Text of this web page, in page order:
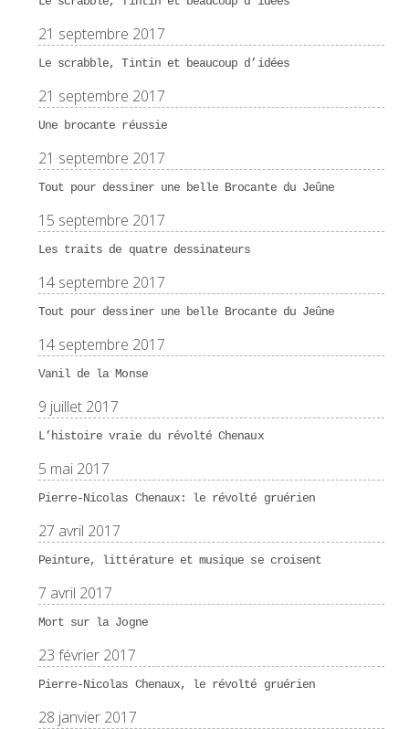
21 septembre 2017
Le scrabble, Tintin et beaucoup d’idées
21 septembre 2017
Une brocante réussie
21 septembre 2017
Tout pour dessiner une belle Brocante du Jeûne
15 septembre 2017
Les traits de quatre dessinateurs
14 septembre 2017
Tout pour dessiner une belle Brocante du Jeûne
14 septembre 2017
Vanil de la Monse
9 juillet 2017
L’histoire vraie du révolté Chenaux
5 mai 2017
Pierre-Nicolas Chenaux: le révolté gruérien
27 avril 2017
Peinture, littérature et musique se croisent
7 avril 2017
Mort sur la Jogne
23 février 2017
Pierre-Nicolas Chenaux, le révolté gruérien
28 janvier 2017